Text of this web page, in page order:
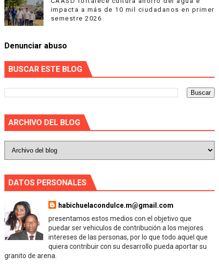
impacta a más de 10 mil ciudadanos en primer
semestre 2026
Denunciar abuso
BUSCAR ESTE BLOG
ARCHIVO DEL BLOG
DATOS PERSONALES
habichuelacondulce.m@gmail.com
presentamos estos medios con el objetivo que
puedar ser vehiculos de contribución a los mejores
intereses de las personas, por lo que todo aquel que
quiera contribuir con su desarrollo pueda aportar su
granito de arena.